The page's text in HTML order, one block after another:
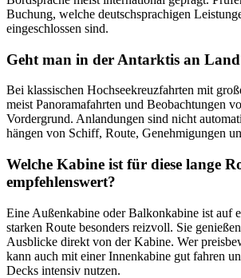
Buchung, welche deutschsprachigen
eingeschlossen sind.
Geht man in der Antarktis an
Bei klassischen Hochseekreuzfahrten mit
meist Panoramafahrten und Beobachtungen
Vordergrund. Anlandungen sind nicht
hängen von Schiff, Route, Genehmigungen
Welche Kabine ist für diese lange
empfehlenswert?
Eine Außenkabine oder Balkonkabine ist auf
starken Route besonders reizvoll. Sie
Ausblicke direkt von der Kabine. Wer
kann auch mit einer Innenkabine gut fahren
Decks intensiv nutzen.